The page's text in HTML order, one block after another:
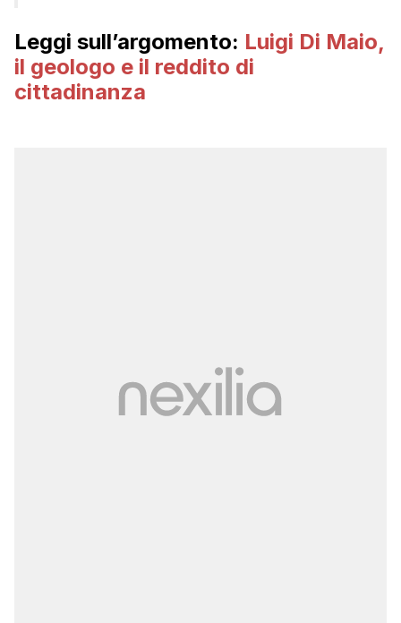
Leggi sull’argomento: Luigi Di Maio,
il geologo e il reddito di
cittadinanza